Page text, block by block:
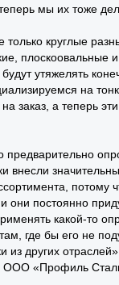
мы их тоже
только круглые
плоскоовальные
будут утяжелять
на
заказ, а теперь
предварительно
внесли
потому
они постоянно
какой-то
где бы его не
из других
ООО «Профиль